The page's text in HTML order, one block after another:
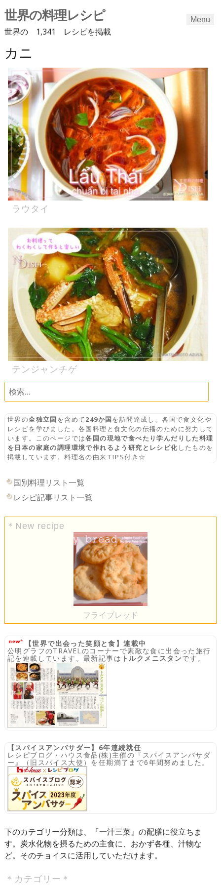
世界の料理レシピ
世界の 1,341 レシピを掲載
Menu
Skip
content
カニ
ラウタイ
テンジャンチゲ
検
索:
世界の全独立国 を含めて249か国を訪問達成し、各国で食文化や
レシピを学びました。各国料理と食文化の伝播のために努力して
います。このページでは各国の現地で食べたり学んだりした料理
を日本の家庭の調理環境で作れるよう研究とレシピ化したものを
掲載しています。料理名の由来TIPS付き☆
国別料理リスト一覧
レシピ記事リスト一覧
＊New recipe
フライブレッド
【世界で出会った笑顔と食】連載中
公明グラフのTRAVELのコーナーで素敵な食に出会った旅行
記を連載しています。最新記事は トルクメニスタンです。
【スパイスアンバサダー】6年連続就任
レシピブログ・ハウス食品(株)主催の『スパイスアンバサダ
ー』（旧スパイス大使）を任期満了まで6年間努めました。
下のカテゴリー分類は、『一汁三菜』の配膳に役立ちま
す。炭水化物を摂るための主食に、おかず各種、汁物な
ど。そのチョイスに活用していただけます。
＊カテゴリー＊